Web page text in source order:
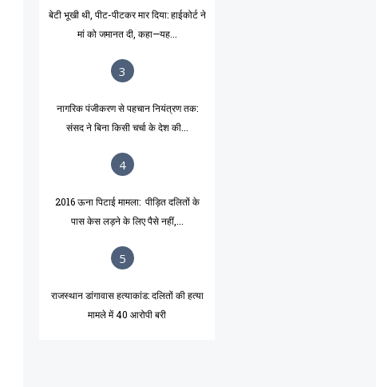
बेटी भूखी थी, पीट-पीटकर मार दिया: हाईकोर्ट ने
मां को जमानत दी, कहा—यह...
3
नागरिक पंजीकरण से पहचान नियंत्रण तक:
संसद ने बिना किसी चर्चा के देश की...
4
2016 ऊना पिटाई मामला: पीड़ित दलितों के
पास केस लड़ने के लिए पैसे नहीं,...
5
राजस्थान डांगावास हत्याकांड: दलितों की हत्या
मामले में 40 आरोपी बरी